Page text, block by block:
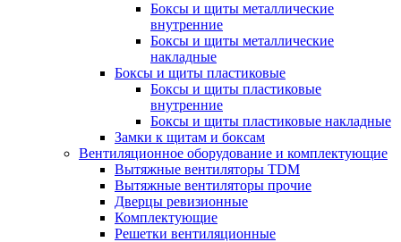
Боксы и щиты металлические
внутренние
Боксы и щиты металлические
накладные
Боксы и щиты пластиковые
Боксы и щиты пластиковые
внутренние
Боксы и щиты пластиковые накладные
Замки к щитам и боксам
Вентиляционное оборудование и комплектующие
Вытяжные вентиляторы TDM
Вытяжные вентиляторы прочие
Дверцы ревизионные
Комплектующие
Решетки вентиляционные